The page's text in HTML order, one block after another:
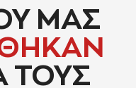
ΜΑΣ
ΤΟΥΣ